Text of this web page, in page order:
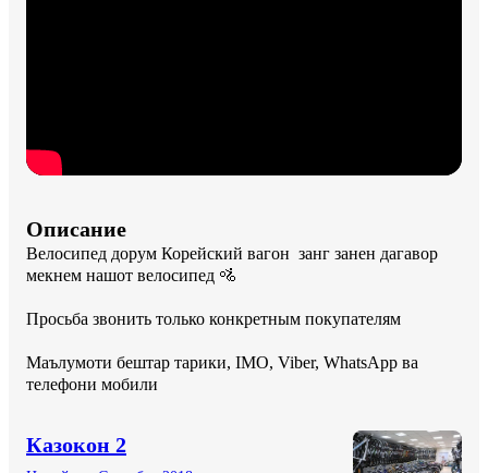
Описание
Велосипед дорум Корейский вагон  занг занен дагавор
мекнем нашот велосипед 🚵
Просьба звонить только конкретным покупателям
Маълумоти бештар тарики, IMO, Viber, WhatsApp ва
телефони мобили
Казокон 2